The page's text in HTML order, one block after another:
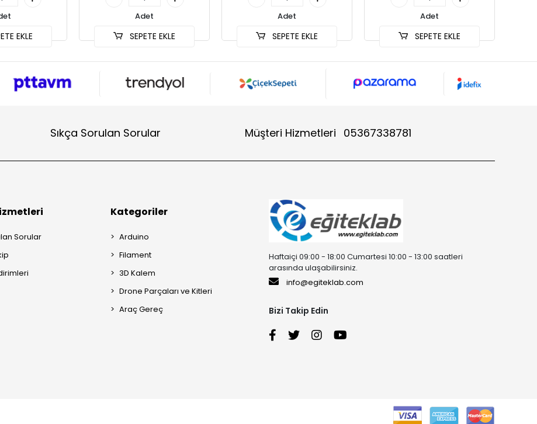
EKLE
Adet
SEPETE EKLE
Adet
SEPETE EKLE
Adet
SEPETE EKLE
Sıkça Sorulan Sorular Müşteri Hizmetleri 05367338781
Sorular
Kategoriler
Arduino
Filament
3D Kalem
Drone Parçaları ve Kitleri
Araç Gereç
Haftaiçi 09:00 - 18:00 Cumartesi 10:00 - 13:00 saatleri
arasında ulaşabilirsiniz.
info@egiteklab.com
Bizi Takip Edin